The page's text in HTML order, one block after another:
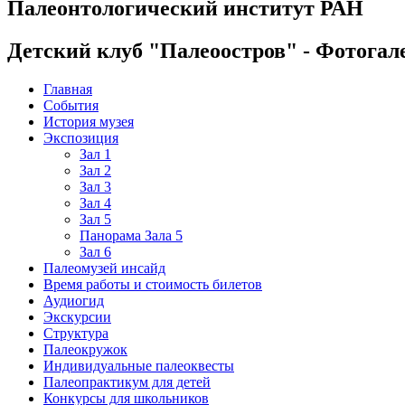
Палеонтологический институт РАН
Детский клуб "Палеоостров" -
Главная
События
История музея
Экспозиция
Зал 1
Зал 2
Зал 3
Зал 4
Зал 5
Панорама Зала 5
Зал 6
Палеомузей инсайд
Время работы и стоимость билетов
Аудиогид
Экскурсии
Структура
Палеокружок
Индивидуальные палеоквесты
Палеопрактикум для детей
Конкурсы для школьников